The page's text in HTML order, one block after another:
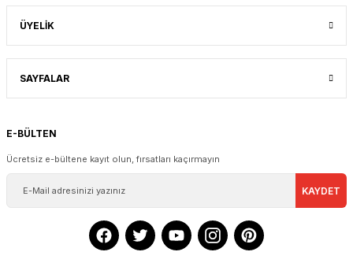
ÜYELİK
SAYFALAR
E-BÜLTEN
Ücretsiz e-bültene kayıt olun, fırsatları kaçırmayın
KAYDET